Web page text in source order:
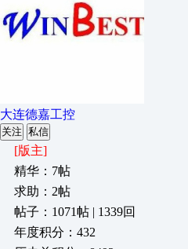
大连德嘉工控
关注 私信
[版主]
精华：7帖
求助：2帖
帖子：1071帖 | 1339回
年度积分：432